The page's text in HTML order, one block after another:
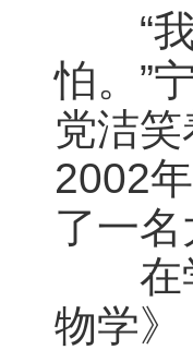
“我
怕。”
党洁
2002
了一
在学
物学